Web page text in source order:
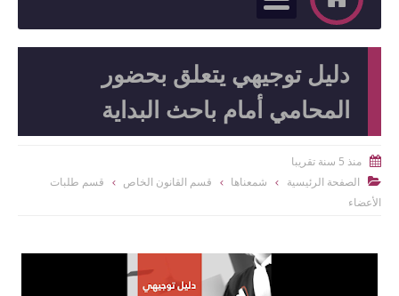
دليل توجيهي يتعلق بحضور
المحامي أمام باحث البداية
 منذ 5 سنة تقريبا
 الصفحة الرئيسية شمعناها قسم القانون الخاص
قسم طلبات
الأعضاء